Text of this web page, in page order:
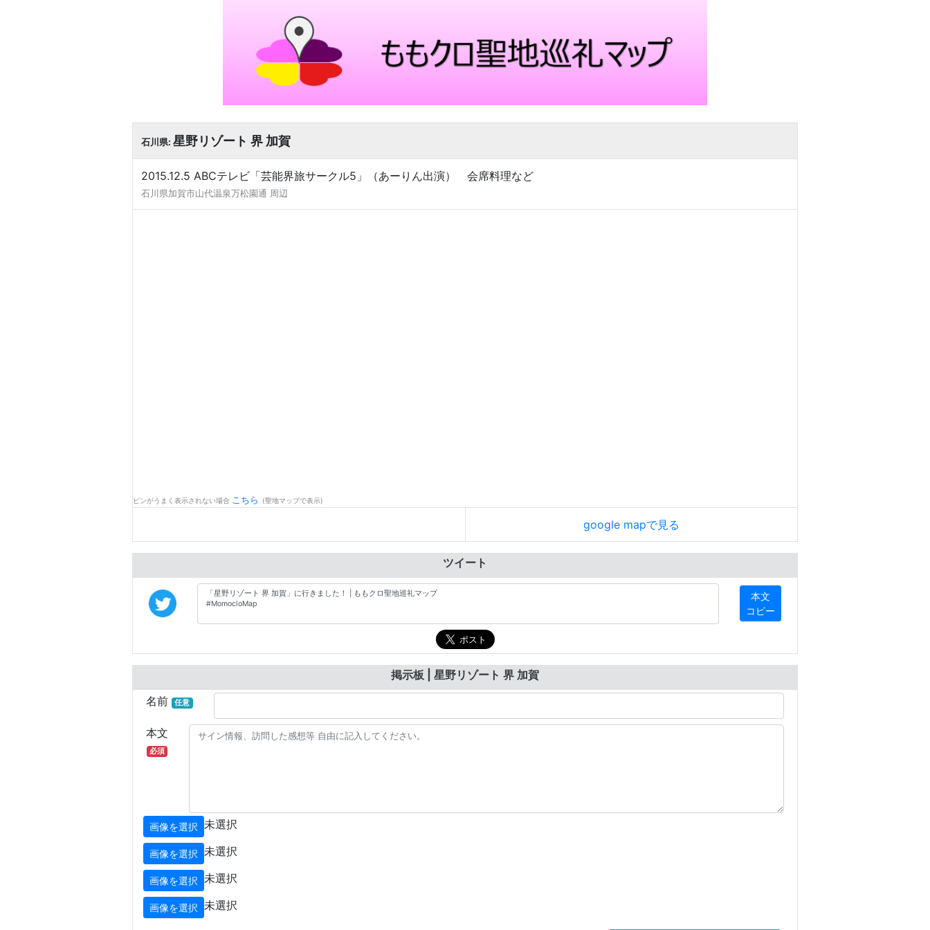
石川県: 星野リゾート 界 加賀
2015.12.5 ABCテレビ「芸能界旅サークル5」（あーりん出演） 会席料理など
石川県加賀市山代温泉万松園通 周辺
ピンがうまく表示されない場合 こちら (聖地マップで表示)
google mapで見る
ツイート
本文
コピー
掲示板 | 星野リゾート 界 加賀
名前
任意
本文
必須
画像を選択 未選択
画像を選択 未選択
画像を選択 未選択
画像を選択 未選択